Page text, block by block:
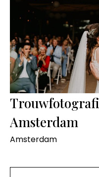
Amsterdam
Amsterdam